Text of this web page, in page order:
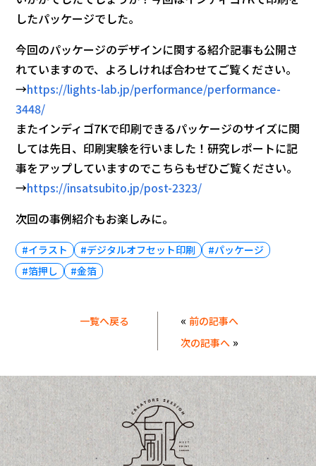
したパッケージでした。
今回のパッケージのデザインに関する紹介記事も公開さ
れていますので、よろしければ合わせてご覧ください。
→https://lights-lab.jp/performance/performance-
3448/
またインディゴ7Kで印刷できるパッケージのサイズに関
しては先日、印刷実験を行いました！研究レポートに記
事をアップしていますのでこちらもぜひご覧ください。
→https://insatsubito.jp/post-2323/
次回の事例紹介もお楽しみに。
#イラスト #デジタルオフセット印刷
#パッケージ
#箔押し
#金箔
一覧へ戻る « 前の記事へ
次の記事へ »